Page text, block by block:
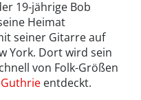
19-jährige Bob
Heimat
seiner Gitarre auf
York. Dort wird sein
von Folk-Größen
entdeckt.